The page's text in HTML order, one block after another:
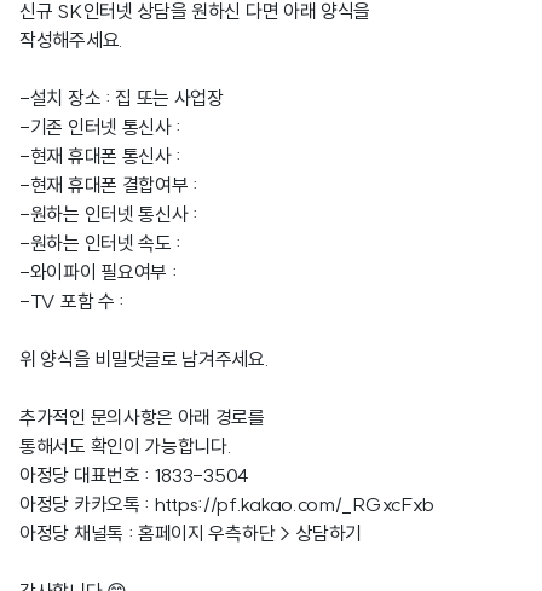
신규 SK인터넷 상담을 원하신 다면 아래 양식을
작성해주세요.
-설치 장소 : 집 또는 사업장
-기존 인터넷 통신사 :
-현재 휴대폰 통신사 :
-현재 휴대폰 결합여부 :
-원하는 인터넷 통신사 :
-원하는 인터넷 속도 :
-와이파이 필요여부 :
-TV 포함 수 :
위 양식을 비밀댓글로 남겨주세요.
추가적인 문의사항은 아래 경로를
통해서도 확인이 가능합니다.
아정당 대표번호 : 1833-3504
아정당 카카오톡 : https://pf.kakao.com/_RGxcFxb
아정당 채널톡 : 홈페이지 우측하단 > 상담하기